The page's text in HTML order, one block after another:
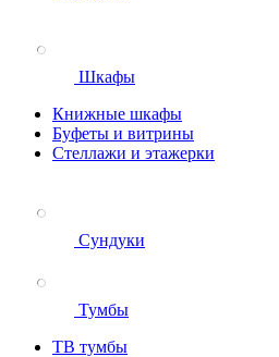
Шкафы
Книжные шкафы
Буфеты и витрины
Стеллажи и этажерки
Сундуки
Тумбы
ТВ тумбы